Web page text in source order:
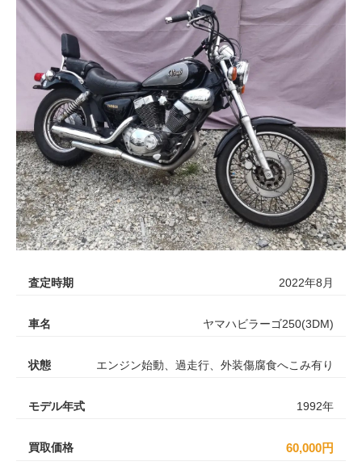
査定時期 2022年8月
車名 ヤマハビラーゴ250(3DM)
状態 エンジン始動、過走行、外装傷腐食へこみ有り
モデル年式 1992年
買取価格 60,000円